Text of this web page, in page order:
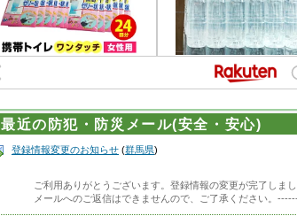
最近の防犯・防災メール(安全・安心)
登録情報変更のお知らせ (群馬県)
ご利用ありがとうございます。登録情報の変更が完了しま
メールへのご返信はできませんので、ご了承ください。